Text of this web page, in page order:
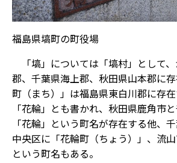
福島県塙町の町役場
「塙」については「塙村」として
郡、千葉県海上郡、秋田県山本郡に
町（まち）」は福島県東白川郡に存
「花輪」とも書かれ、秋田県鹿角市
「花輪」という町名が存在する他、
中央区に「花輪町（ちょう）」、流山
という町名もある。